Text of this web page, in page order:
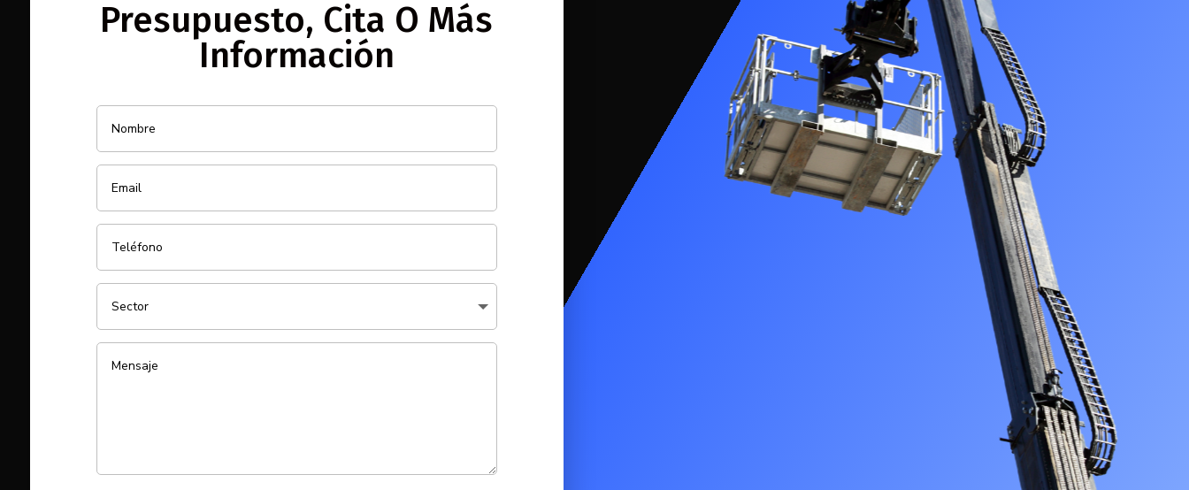
Presupuesto, Cita O Más
Información